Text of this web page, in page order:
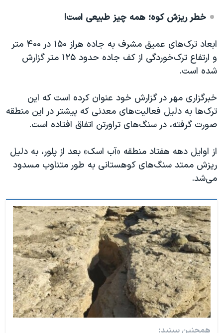
خطر ریزش کوه؛ همه چیز طبیعی است!
ابعاد ترک‌های عمیق مشرف به جاده هراز ۱۵۰ در ۴۰۰ متر
و ارتفاع ترک‌خوردگی از کف جاده حدود ۱۲۵ متر گزارش
شده است.
خبرگزاری مهر در گزارش خود عنوان کرده است که این
ترک‌ها به دلیل فعالیت‌های معدنی که پیشتر در این منطقه
صورت گرفته، در سنگ‌های تراورتن اتفاق افتاده است.
از اوایل دهه هفتاد منطقه «آب اسک» بعد از پلور، به دلیل
ریزش ممتد سنگ‌های کوهستانی به طور متناوب مسدود
می‌شد.
همچنین ببینید: